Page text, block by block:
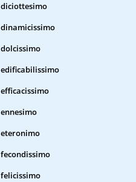
diciottesimo
dinamicissimo
dolcissimo
edificabilissimo
efficacissimo
ennesimo
eteronimo
fecondissimo
felicissimo